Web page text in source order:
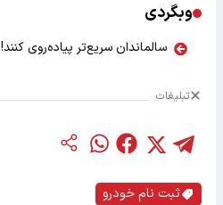
وبگردی
سالماندان سریع‌تر پیاده‌روی کنند!
تبلیغات
ثبت نام خودرو